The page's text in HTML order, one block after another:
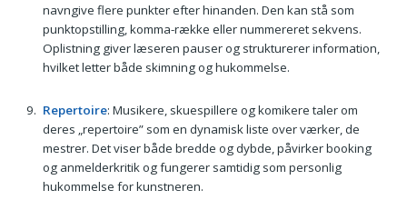
navngive flere punkter efter hinanden. Den kan stå som
punktopstilling, komma-række eller nummereret sekvens.
Oplistning giver læseren pauser og strukturerer information,
hvilket letter både skimning og hukommelse.
Repertoire: Musikere, skuespillere og komikere taler om
deres „repertoire” som en dynamisk liste over værker, de
mestrer. Det viser både bredde og dybde, påvirker booking
og anmelderkritik og fungerer samtidig som personlig
hukommelse for kunstneren.